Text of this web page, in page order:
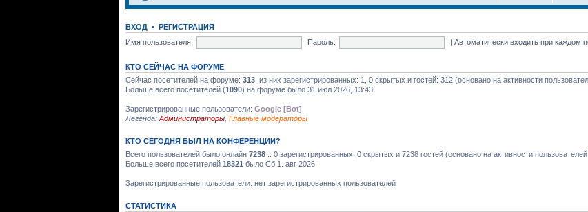
ВХОД • РЕГИСТРАЦИЯ
Имя пользователя:
Пароль: | Автоматически входить при каждом
КТО СЕЙЧАС НА ФОРУМЕ
Сейчас посетителей на форуме: 313 , из них зарегистрированных: 1, 0 скрытых и гостей: 312 (основано на активности
Больше всего посетителей (1090) на форуме было 31 июл 2026, 13:43
Зарегистрированные пользователи: Google [Bot]
Легенда: Администраторы Главные модераторы
КТО СЕГОДНЯ БЫЛ НА КОНФЕРЕНЦИИ?
Всего пользователей было онлайн 7238 :: 0 зарегистрированных, 0 скрытых и 7238 гостей (основано на активности пользователей
Больше всего посетителей 18321 было Сб 1. авг 2026
Зарегистрированные пользователи: нет зарегистрированных пользователей
СТАТИСТИКА